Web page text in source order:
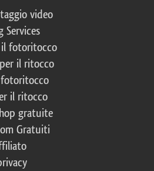
video
Services
il fotoritocco
il ritocco
il ritocco
gratuite
Gratuiti